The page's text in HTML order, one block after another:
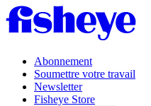
Abonnement
Soumettre votre travail
Newsletter
Fisheye Store